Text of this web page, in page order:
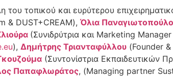
τοπικού και ευρύτερου
& DUST+CREAM), Όλια
(Συνιδρύτρια και Marketing
), Δημήτρης Τριανταφύλλου (Founder
(Συντονίστρια Εκπαιδευτικών
Παπαφλωράτος, (Managing partner